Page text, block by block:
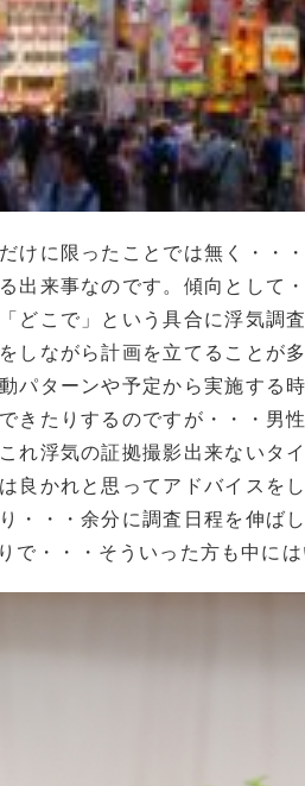
けに限ったことでは無く・・
出来事なのです。傾向として
どこで」という具合に浮気調
しながら計画を立てることが
パターンや予定から実施する
きたりするのですが・・・男
れ浮気の証拠撮影出来ないタ
良かれと思ってアドバイスを
・・・余分に調査日程を伸ば
・・・そういった方も中には